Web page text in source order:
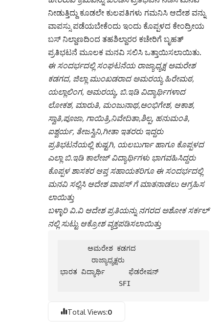
ನೀಡುತ್ತಿದ್ದು ಕೂಡಲೇ ಕುಲಪತಿಗಳು ಗಮನಿಸಿ ಆದೇಶ ವನ್ನು
ವಾಪಸ್ಸು ಪಡೆಯಬೇಕೆಂದು ಇಂದು ಕೊಪ್ಪಳದ ಕೇಂದ್ರೀಯ
ಬಸ್ ನಿಲ್ದಾಣದಿಂದ ತಹಶಿಲ್ದಾರರ ಕಚೇರಿಗೆ ಬೃಹತ್
ಪ್ರತಿಭಟನೆ ಮೂಲಕ ಮನವಿ ಸಲಿಸಿ ಒತ್ತಾಯಿಸಲಾಯಿತು.
ಈ ಸಂದರ್ಭದಲ್ಲಿ ಸಂಘಟನೆಯ ರಾಜ್ಯಾಧ್ಯಕ್ಷ ಅಮರೇಶ
ಕಡಗದ, ಜಿಲ್ಲಾ ಮುಂಖಡರಾದ ಅಮರಯ್ಯ ಹಿರೇಮಠ,
ಯಲ್ಲಾಲಿಂಗ, ಅಮರಯ್ಯ, ಬಿ.ಇಡಿ ವಿದ್ಯಾರ್ಥಿಗಳಾದ
ಲೋಕಶ, ಮಾರುತಿ, ಮಂಜುನಾಥ,ಅಂಭಿಗೇಶ, ಆಕಾಶ,
ಸ್ವಾತಿ,ಪೂಜಾ, ಗಾಯಿತ್ರಿ,ನಿವೇದಿತಾ,ಶಿಲ್ಪ, ಹನುಮಂತಿ,
ಐಶ್ವರ್ಯ, ತೇಜಸ್ವಿನಿ,ಗೀತಾ ಇತರರು ಇದ್ದರು
ಪ್ರತಿಭಟನೆಯಲ್ಲಿ ಕುಷ್ಟಗಿ, ಯಲಬುರ್ಗಾ ಹಾಗೂ ಕೊಪ್ಪಳದ
ಎಲ್ಲಾ ಬಿ.ಇಡಿ ಕಾಲೇಜ್ ವಿದ್ಯಾರ್ಥಿಗಳು ಭಾಗವಹಿಸಿದ್ದರು
ಕೊಪ್ಪಳ ಶಾಸಕರ ಆಪ್ತ ಸಹಾಯಕರಿಗೂ ಈ ಸಂದರ್ಭದಲ್ಲಿ
ಮನವಿ ಸಲ್ಲಿಸಿ ಆದೇಶ ವಾಪಸ್ ಗೆ ಮಾತನಾಡಲು ಆಗ್ರಹಿಸ
ಲಾಯಿತ್ತು
ಬಳ್ಳಾರಿ ವಿ.ವಿ ಆದೇಶ ಪ್ರತಿಯನ್ನು ನಗರದ ಅಶೋಕ ಸರ್ಕಲ್
ನಲ್ಲಿ ಸುಟ್ಟು ಆಕ್ರೋಶ ವ್ಯಕ್ತಪಡಿಸಲಾಯಿತ್ತು
ಭಾರತ ವಿದ್ಯಾರ್ಥಿ      ಫೆಡರೇಷನ್
               SFI
Total Views:0